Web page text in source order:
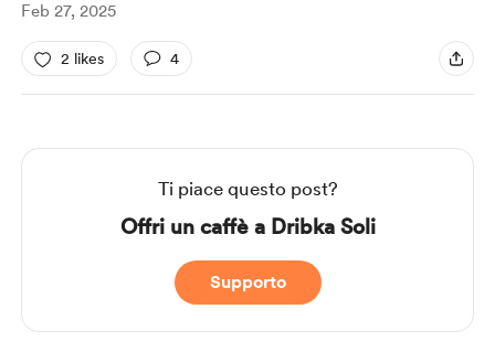
Feb 27, 2025
2 likes 4
Ti piace questo post?
Offri un caffè a Dribka Soli
Supporto